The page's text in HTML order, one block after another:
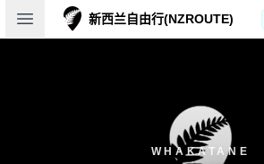
Open sidebar新西兰自由行(NZROUTE)
WHAKATANE